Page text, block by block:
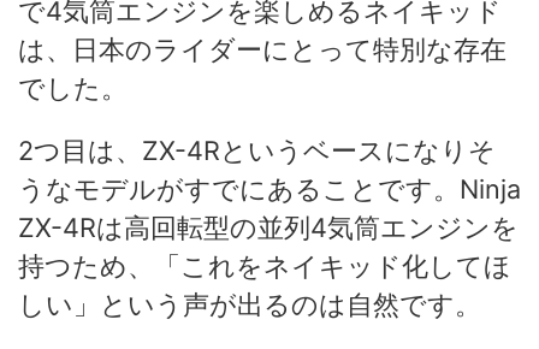
で4気筒エンジンを楽しめるネイキッド
は、日本のライダーにとって特別な存在
でした。
2つ目は、ZX-4Rというベースになりそ
うなモデルがすでにあることです。Ninja
ZX-4Rは高回転型の並列4気筒エンジンを
持つため、「これをネイキッド化してほ
しい」という声が出るのは自然です。